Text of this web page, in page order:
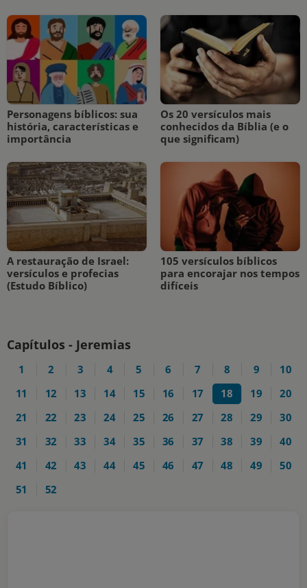
Personagens bíblicos: sua
história, características e
importância
Os 20 versículos mais
conhecidos da Bíblia (e o
que significam)
A restauração de Israel:
versículos e profecias
(Estudo Bíblico)
105 versículos bíblicos
para encorajar nos tempos
difíceis
Capítulos - Jeremias
1 2 3 4 5 6 7 8 9
10
11
12 13 14 15 16 17 18 19
20
21
22 23 24 25 26 27 28 29
30
31
32 33 34 35 36 37 38 39
40
41
42 43 44 45 46 47 48 49
50
51
52